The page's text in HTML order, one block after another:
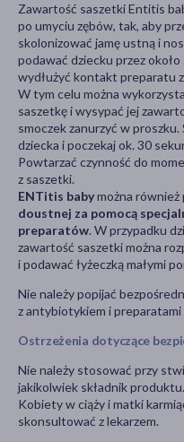
Zawartość saszetki Entitis
po umyciu zębów, tak, aby
skolonizować jamę ustną i
podawać dziecku przez
wydłużyć kontakt preparatu
W tym celu można
saszetkę i wysypać jej
smoczek zanurzyć w
dziecka i poczekaj ok. 30
Powtarzać czynność do
z saszetki.
ENTitis babymożna również
doustnej za pomocą
preparatów. W przypadku
zawartość saszetki można
i podawać łyżeczką małymi
Nie należy popijać
z antybiotykiem i
Ostrzeżenia dotyczące
Nie należy stosować przy
jakikolwiek składnik produktu.
Kobiety w ciąży i matki
skonsultować z lekarzem.